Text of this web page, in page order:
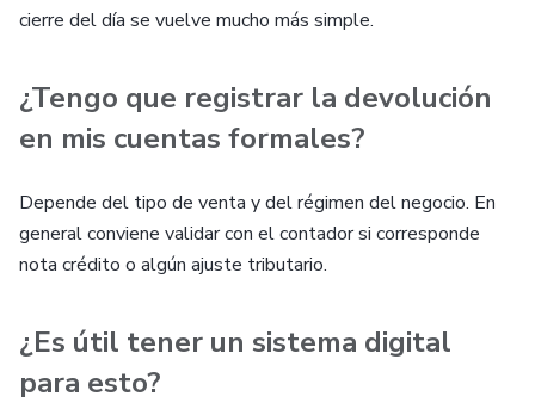
cierre del día se vuelve mucho más simple.
¿Tengo que registrar la devolución
en mis cuentas formales?
Depende del tipo de venta y del régimen del negocio. En
general conviene validar con el contador si corresponde
nota crédito o algún ajuste tributario.
¿Es útil tener un sistema digital
para esto?